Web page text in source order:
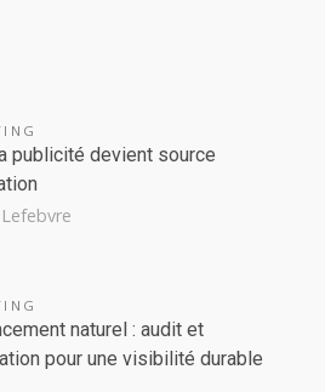
publicité devient source
naturel : audit et
pour une visibilité durable